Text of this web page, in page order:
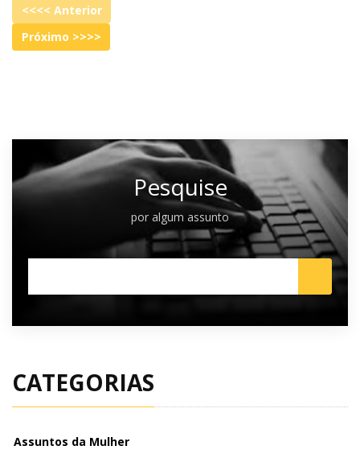
Pesquise
por algum assunto
CATEGORIAS
Assuntos da Mulher